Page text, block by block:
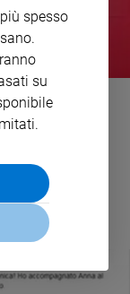
pagina
a tutti!
spesso
su